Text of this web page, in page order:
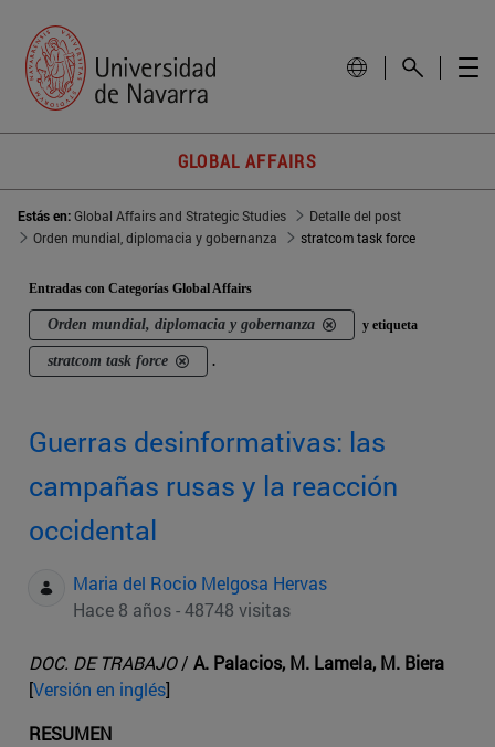
GLOBAL AFFAIRS
Estás en:Global Affairs and Strategic Studies
Detalle del post
Orden mundial, diplomacia y gobernanza
stratcom task force
Entradas con Categorías Global Affairs
Orden mundial, diplomacia y gobernanza y etiqueta
stratcom task force .
Guerras desinformativas: las
campañas rusas y la reacción
occidental
Maria del Rocio Melgosa Hervas
Hace 8 años - 48748 visitas
DOC. DE TRABAJO/ A. Palacios, M. Lamela, M. Biera
[Versión en inglés]
RESUMEN